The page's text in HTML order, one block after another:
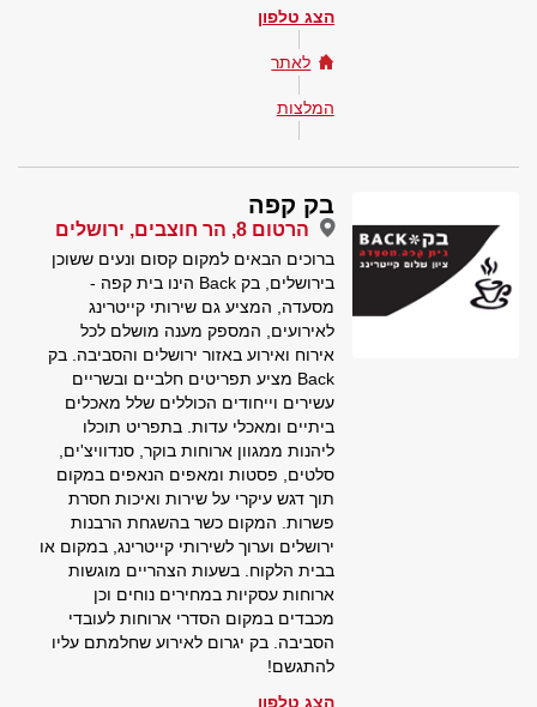
הצג טלפון
לאתר
המלצות
בק קפה
הרטום 8, הר חוצבים, ירושלים
ברוכים הבאים למקום קסום ונעים ששוכן
בירושלים, בק Back הינו בית קפה -
מסעדה, המציע גם שירותי קייטרינג
לאירועים, המספק מענה מושלם לכל
אירוח ואירוע באזור ירושלים והסביבה. בק
Back מציע תפריטים חלביים ובשריים
עשירים וייחודים הכוללים שלל מאכלים
ביתיים ומאכלי עדות. בתפריט תוכלו
ליהנות ממגוון ארוחות בוקר, סנדוויצ'ים,
סלטים, פסטות ומאפים הנאפים במקום
תוך דגש עיקרי על שירות ואיכות חסרת
פשרות. המקום כשר בהשגחת הרבנות
ירושלים וערוך לשירותי קייטרינג, במקום או
בבית הלקוח. בשעות הצהריים מוגשות
ארוחות עסקיות במחירים נוחים וכן
מכבדים במקום הסדרי ארוחות לעובדי
הסביבה. בק יגרום לאירוע שחלמתם עליו
להתגשם!
הצג טלפון